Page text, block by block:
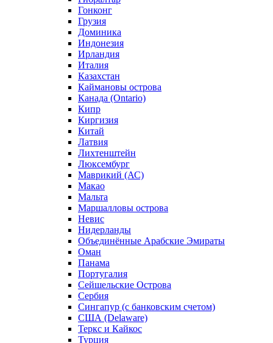
Гонконг
Грузия
Доминика
Индонезия
Ирландия
Италия
Казахстан
Каймановы острова
Канада (Ontario)
Кипр
Киргизия
Китай
Латвия
Лихтенштейн
Люксембург
Маврикий (АС)
Макао
Мальта
Маршалловы острова
Нeвис
Нидерланды
Объединённые Арабские Эмираты
Оман
Панама
Португалия
Сейшельские Острова
Сербия
Сингапур (c банковским счетом)
США (Delaware)
Теркс и Кайкос
Турция